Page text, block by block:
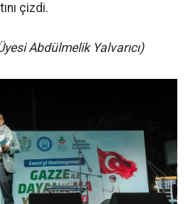
çizdi.
Abdülmelik Yalvarıcı)